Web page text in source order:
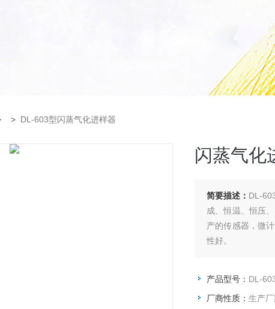
> DL-603型闪蒸气化进样器
闪蒸气化
简要描述： DL-
成、恒温、恒压
产的传感器，微
性好。
产品型号： DL-
厂商性质： 生产厂